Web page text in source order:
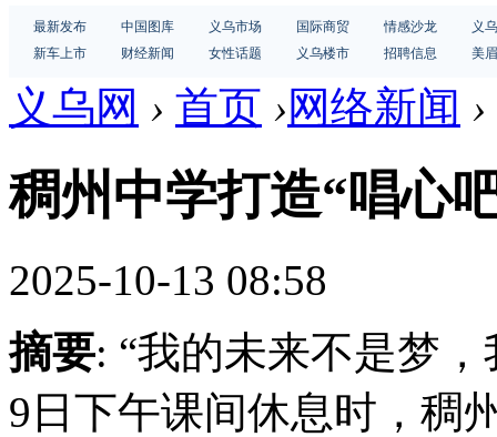
最新发布 中国图库 义乌市场 国际商贸 情感沙龙
义
新车上市
财经新闻 女性话题 义乌楼市 招聘信息 美
义乌网 › 首页 ›网络新闻 ›
稠州中学打造“唱心
2025-10-13 08:58
摘要: “我的未来不是梦
9日下午课间休息时，稠